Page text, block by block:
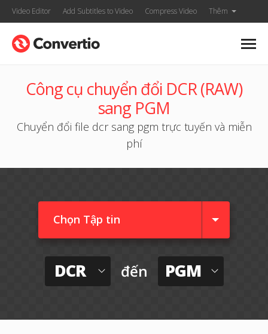
Video Editor Add Subtitles to Video Compress Video Thêm
Công cụ chuyển đổi DCR (RAW)
sang PGM
Chuyển đổi file dcr sang pgm trực tuyến và miễn
phí
Chọn Tập tin
DCR đến PGM